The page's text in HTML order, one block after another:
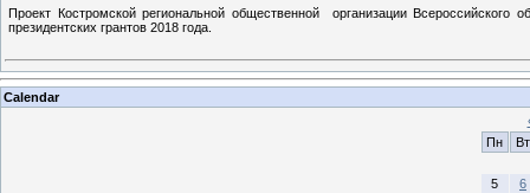
Проект Костромской региональной общественной организации
президентских грантов 2018 года.
Calendar
Пн
Вт
5
6